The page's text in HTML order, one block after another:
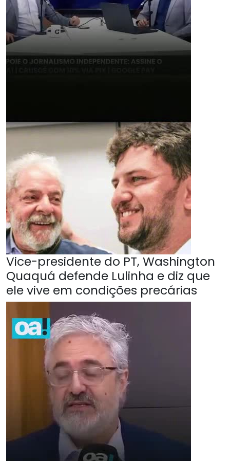
Vice-presidente do PT, Washington
Quaquá defende Lulinha e diz que
ele vive em condições precárias